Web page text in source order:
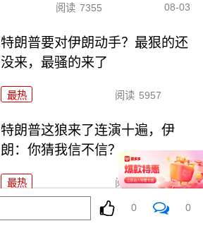
阅读 7355 08-03
特朗普要对伊朗动手？最狠的还
没来，最骚的来了
最热 阅读 5957
特朗普这狼来了连演十遍，伊
朗：你猜我信不信？
最热 阅读 5172
政治自杀！菲律宾防长，你这是
0 0